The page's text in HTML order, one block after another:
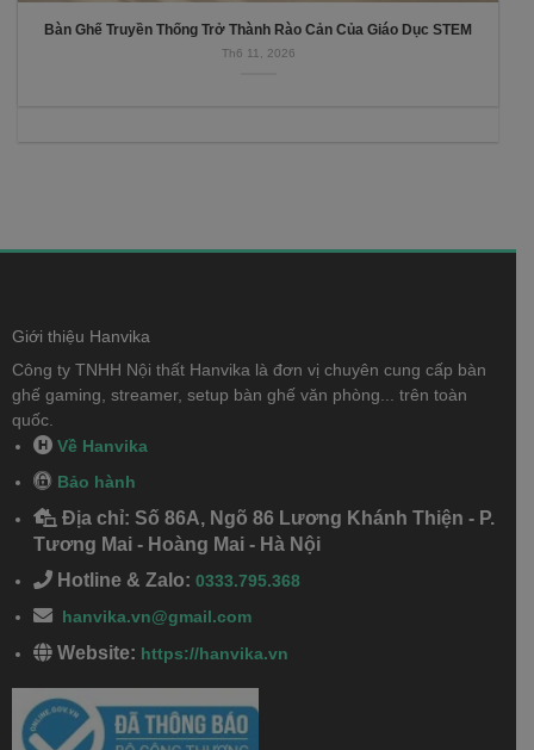
Bàn Ghế Truyền Thống Trở Thành Rào Cản Của Giáo Dục STEM
Th6 11, 2026
Giới thiệu Hanvika
Công ty TNHH Nội thất Hanvika là đơn vị chuyên cung cấp bàn
ghế gaming, streamer, setup bàn ghế văn phòng... trên toàn
quốc.
Về Hanvika
Bảo hành
Địa chỉ: Số 86A, Ngõ 86 Lương Khánh Thiện - P.
Tương Mai - Hoàng Mai - Hà Nội
Hotline & Zalo: 0333.795.368
hanvika.vn@gmail.com
Website: https://hanvika.vn